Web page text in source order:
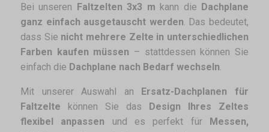
Bei unseren Faltzelten 3x3 m kann die Dachplane
ganz einfach ausgetauscht werden . Das bedeutet,
dass Sie nicht mehrere Zelte in unterschiedlichen
Farben kaufen müssen – stattdessen können Sie
einfach die Dachplane nach Bedarf wechseln
Mit unserer Auswahl an Ersatz-Dachplanen für
Faltzelte können Sie das Design Ihres Zeltes
flexibel anpassen und es perfekt für Messen,